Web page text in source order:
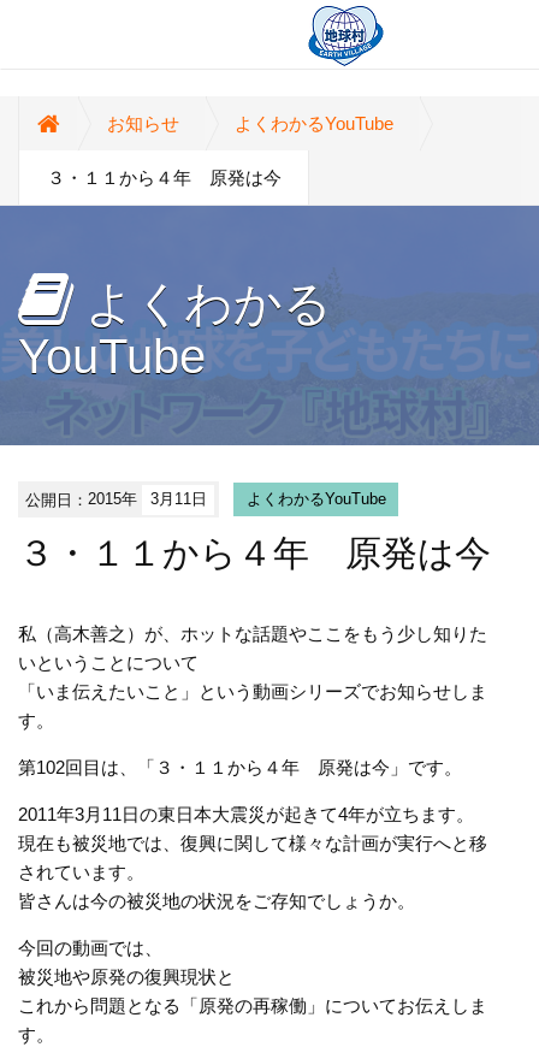
お知らせ よくわかるYouTube
３・１１から４年 原発は今
よくわかる
YouTube
公開日：2015年 3月11日 よくわかるYouTube
３・１１から４年 原発は今
私（高木善之）が、ホットな話題やここをもう少し知りた
いということについて
「いま伝えたいこと」という動画シリーズでお知らせしま
す。
第102回目は、「３・１１から４年 原発は今」です。
2011年3月11日の東日本大震災が起きて4年が立ちます。
現在も被災地では、復興に関して様々な計画が実行へと移
されています。
皆さんは今の被災地の状況をご存知でしょうか。
今回の動画では、
被災地や原発の復興現状と
これから問題となる「原発の再稼働」についてお伝えしま
す。